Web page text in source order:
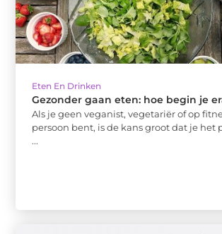
Eten En Drinken
Gezonder gaan eten: hoe begin je
Als je geen veganist, vegetariër of op
persoon bent, is de kans groot dat je het
...